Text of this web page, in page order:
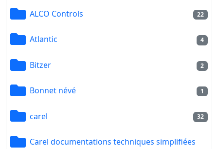
ALCO Controls 22
Atlantic 4
Bitzer 2
Bonnet névé 1
carel 32
Carel documentations techniques simplifiées